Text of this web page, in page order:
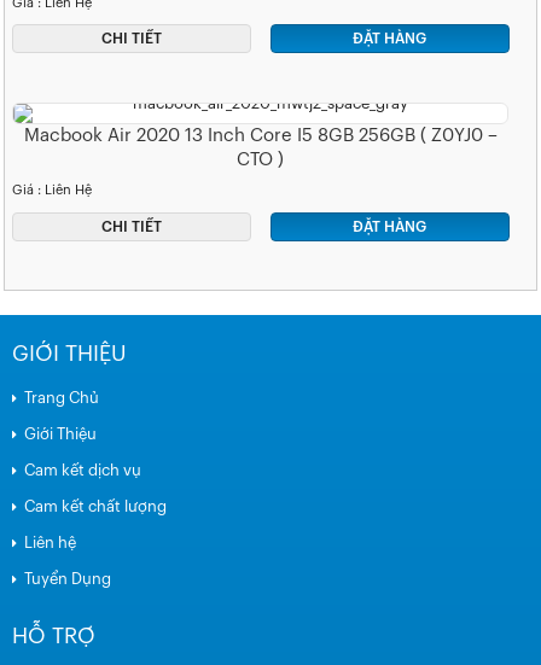
Giá : Liên Hệ
CHI TIẾT ĐẶT HÀNG
Macbook Air 2020 13 Inch Core I5 8GB 256GB ( Z0YJ0 –
CTO )
Giá : Liên Hệ
CHI TIẾT ĐẶT HÀNG
GIỚI THIỆU
Trang Chủ
Giới Thiệu
Cam kết dịch vụ
Cam kết chất lượng
Liên hệ
Tuyển Dụng
HỖ TRỢ